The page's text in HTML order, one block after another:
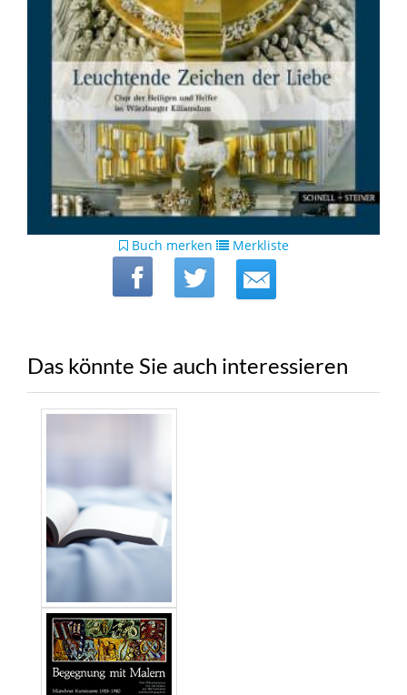
Buch merken Merkliste
Das könnte Sie auch interessieren